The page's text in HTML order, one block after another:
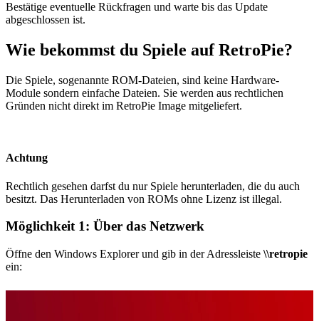
Bestätige eventuelle Rückfragen und warte bis das Update
abgeschlossen ist.
Wie bekommst du Spiele auf RetroPie?
Die Spiele, sogenannte ROM-Dateien, sind keine Hardware-
Module sondern einfache Dateien. Sie werden aus rechtlichen
Gründen nicht direkt im RetroPie Image mitgeliefert.
Achtung
Rechtlich gesehen darfst du nur Spiele herunterladen, die du auch
besitzt. Das Herunterladen von ROMs ohne Lizenz ist illegal.
Möglichkeit 1: Über das Netzwerk
Öffne den Windows Explorer und gib in der Adressleiste \\retropie
ein: